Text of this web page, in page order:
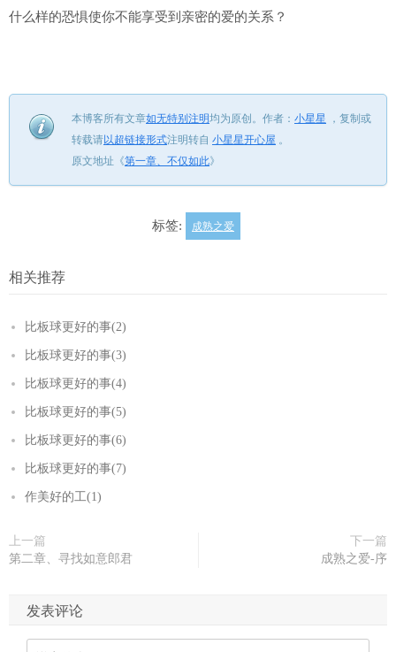
什么样的恐惧使你不能享受到亲密的爱的关系？
本博客所有文章如无特别注明均为原创。 作者： 小星星 ， 复制或
转载请以超链接形式注明转自 小星星开心屋 。
原文地址《第一章、不仅如此》
标签: 成熟之爱
相关推荐
比板球更好的事(2)
比板球更好的事(3)
比板球更好的事(4)
比板球更好的事(5)
比板球更好的事(6)
比板球更好的事(7)
作美好的工(1)
上一篇
第二章、寻找如意郎君
下一篇
成熟之爱-序
发表评论